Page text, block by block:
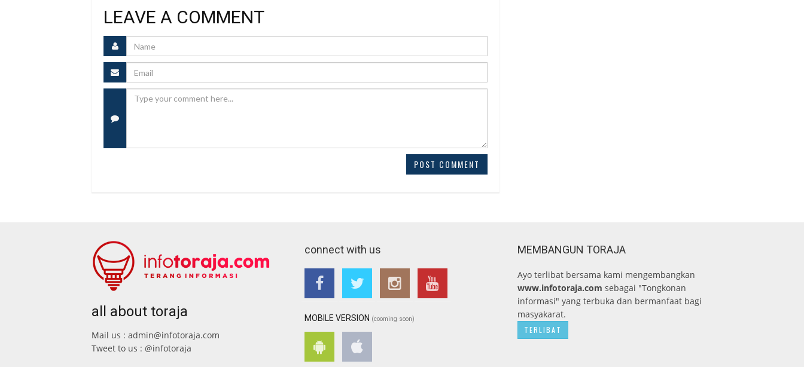
LEAVE A COMMENT
all about toraja
Mail us : admin@infotoraja.com
Tweet to us : @infotoraja
connect with us
MOBILE VERSION (cooming soon)
MEMBANGUN TORAJA
Ayo terlibat bersama kami mengembangkan
www.infotoraja.com sebagai "Tongkonan
informasi" yang terbuka dan bermanfaat bagi
masyakarat.
TERLIBAT